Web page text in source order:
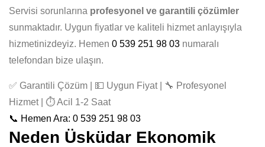
Servisi sorunlarına profesyonel ve garantili çözümler
sunmaktadır. Uygun fiyatlar ve kaliteli hizmet anlayışıyla
hizmetinizdeyiz. Hemen 0 539 251 98 03 numaralı
telefondan bize ulaşın.
✅ Garantili Çözüm | 💵 Uygun Fiyat | 🔧 Profesyonel
Hizmet | ⏱️ Acil 1-2 Saat
📞 Hemen Ara: 0 539 251 98 03
Neden Üsküdar Ekonomik